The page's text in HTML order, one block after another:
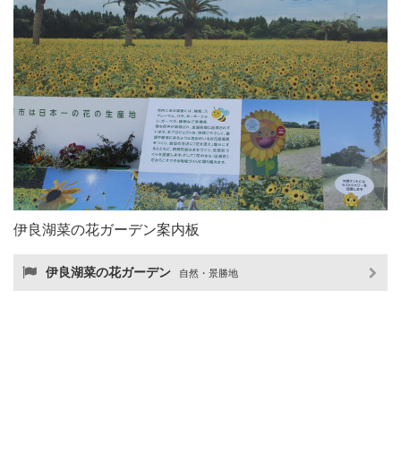
伊良湖菜の花ガーデン案内板
伊良湖菜の花ガーデン 自然・景勝地